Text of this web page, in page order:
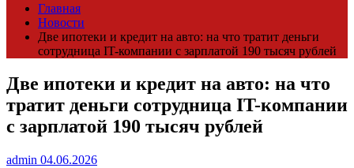
Главная
Новости
Две ипотеки и кредит на авто: на что тратит деньги
сотрудница IT-компании с зарплатой 190 тысяч рублей
Две ипотеки и кредит на авто: на что
тратит деньги сотрудница IT-компании
с зарплатой 190 тысяч рублей
admin 04.06.2026